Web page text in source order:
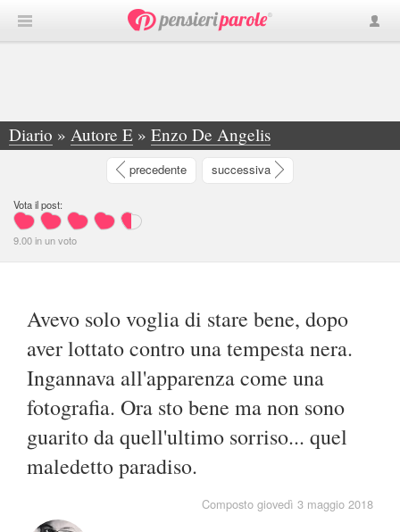
Diario » Autore E » Enzo De Angelis
»Avevo solo voglia di stare bene, dopo aver... - Enzo De Angelis
precedente successiva
Vota il post:
9.00inunvoto
Avevo solo voglia di stare bene, dopo
aver lottato contro una tempesta nera.
Ingannava all'apparenza come una
fotografia. Ora sto bene ma non sono
guarito da quell'ultimo sorriso... quel
maledetto paradiso.
Composto giovedì 3 maggio 2018